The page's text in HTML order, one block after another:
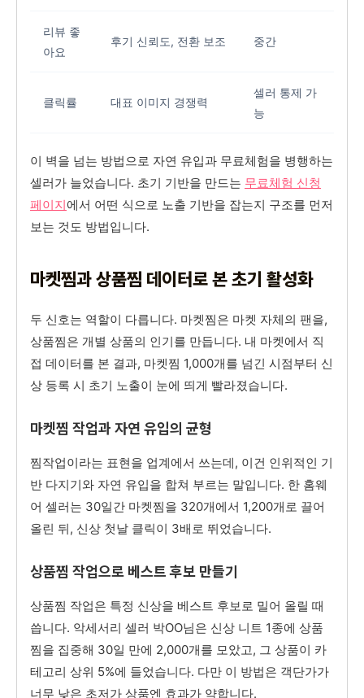
리뷰 좋
아요
후기 신뢰도, 전환 보조 중간
클릭률 대표 이미지 경쟁력
셀러 통제 가
능
이 벽을 넘는 방법으로 자연 유입과 무료체험을 병행하는
셀러가 늘었습니다. 초기 기반을 만드는 무료체험 신청
페이지에서 어떤 식으로 노출 기반을 잡는지 구조를 먼저
보는 것도 방법입니다.
마켓찜과 상품찜 데이터로 본 초기 활성화
두 신호는 역할이 다릅니다. 마켓찜은 마켓 자체의 팬을,
상품찜은 개별 상품의 인기를 만듭니다. 내 마켓에서 직
접 데이터를 본 결과, 마켓찜 1,000개를 넘긴 시점부터 신
상 등록 시 초기 노출이 눈에 띄게 빨라졌습니다.
마켓찜 작업과 자연 유입의 균형
찜작업이라는 표현을 업계에서 쓰는데, 이건 인위적인 기
반 다지기와 자연 유입을 합쳐 부르는 말입니다. 한 홈웨
어 셀러는 30일간 마켓찜을 320개에서 1,200개로 끌어
올린 뒤, 신상 첫날 클릭이 3배로 뛰었습니다.
상품찜 작업으로 베스트 후보 만들기
상품찜 작업은 특정 신상을 베스트 후보로 밀어 올릴 때
씁니다. 악세서리 셀러 박OO님은 신상 니트 1종에 상품
찜을 집중해 30일 만에 2,000개를 모았고, 그 상품이 카
테고리 상위 5%에 들었습니다. 다만 이 방법은 객단가가
너무 낮은 초저가 상품엔 효과가 약합니다.